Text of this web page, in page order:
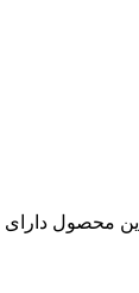
این محصول